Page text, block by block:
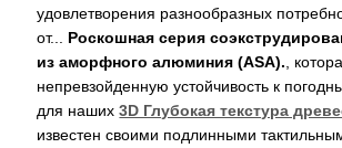
удовлетворения разнообразных
от... Роскошная серия
из аморфного алюминия (ASA). ,
непревзойденную устойчивость к
для наших3D Глубокая текстура
известен своими подлинными